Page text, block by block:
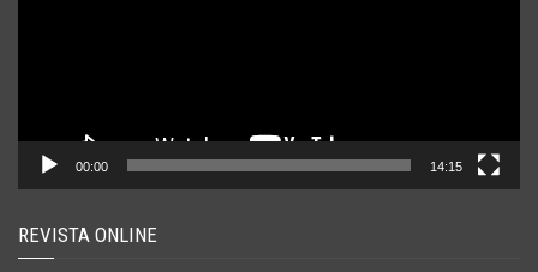
00:00 14:15
REVISTA ONLINE